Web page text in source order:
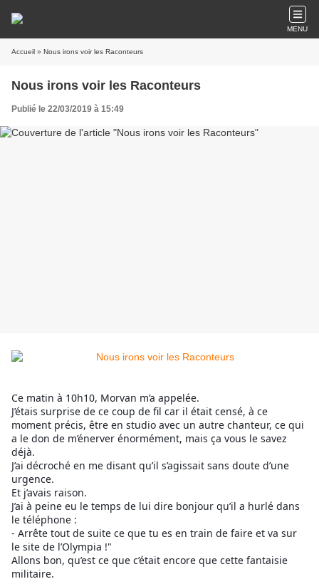
MENU
Accueil » Nous irons voir les Raconteurs
Nous irons voir les Raconteurs
Publié le 22/03/2019 à 15:49
Ce matin à 10h10, Morvan m’a appelée.
J’étais surprise de ce coup de fil car il était censé, à ce
moment précis, être en studio avec un autre chanteur, ce qui
a le don de m’énerver énormément, mais ça vous le savez
déjà.
J’ai décroché en me disant qu’il s’agissait sans doute d’une
urgence.
Et j’avais raison.
J’ai à peine eu le temps de lui dire bonjour qu’il a hurlé dans
le téléphone :
- Arrête tout de suite ce que tu es en train de faire et va sur
le site de l’Olympia !"
Allons bon, qu’est ce que c’était encore que cette fantaisie
militaire.